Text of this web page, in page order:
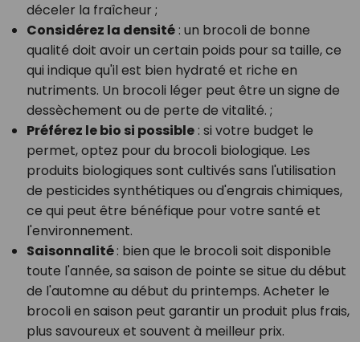
déceler la fraîcheur ;
Considérez la densité: un brocoli de bonne
qualité doit avoir un certain poids pour sa taille, ce
qui indique qu'il est bien hydraté et riche en
nutriments. Un brocoli léger peut être un signe de
dessèchement ou de perte de vitalité. ;
Préférez le bio si possible: si votre budget le
permet, optez pour du brocoli biologique. Les
produits biologiques sont cultivés sans l'utilisation
de pesticides synthétiques ou d'engrais chimiques,
ce qui peut être bénéfique pour votre santé et
l'environnement.
Saisonnalité: bien que le brocoli soit disponible
toute l'année, sa saison de pointe se situe du début
de l'automne au début du printemps. Acheter le
brocoli en saison peut garantir un produit plus frais,
plus savoureux et souvent à meilleur prix.